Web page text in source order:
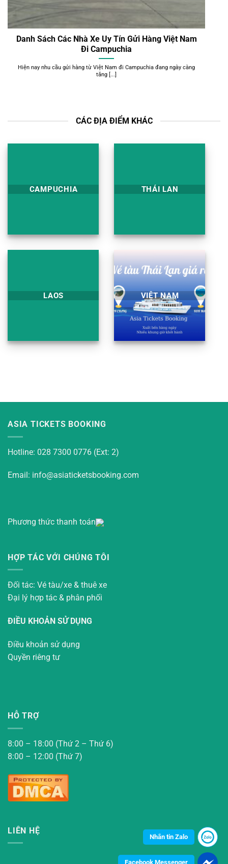
Danh Sách Các Nhà Xe Uy Tín Gửi Hàng Việt Nam
Đi Campuchia
Hiện nay nhu cầu gửi hàng từ Việt Nam đi Campuchia đang ngày càng
tăng [...]
CÁC ĐỊA ĐIỂM KHÁC
CAMPUCHIA THÁI LAN
LAOS VIỆT NAM
ASIA TICKETS BOOKING
Hotline: 028 7300 0776 (Ext: 2)
Email: info@asiaticketsbooking.com
Phương thức thanh toán
HỢP TÁC VỚI CHÚNG TÔI
Đối tác: Vé tàu/xe & thuê xe
Đại lý hợp tác & phân phối
ĐIỀU KHOẢN SỬ DỤNG
Điều khoản sử dụng
Quyền riêng tư
HỖ TRỢ
8:00 – 18:00 (Thứ 2 – Thứ 6)
8:00 – 12:00 (Thứ 7)
LIÊN HỆ
Nhắn tin Zalo
Facebook Messenger